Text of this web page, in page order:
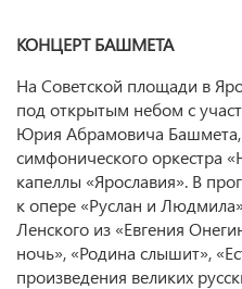
КОНЦЕРТ БАШМЕТА
На Советской площади в
под открытым небом с
Юрия Абрамовича Башмета,
симфонического оркестра
капеллы «Ярославия». В
к опере «Руслан и
Ленского из «Евгения
ночь», «Родина слышит»,
произведения великих